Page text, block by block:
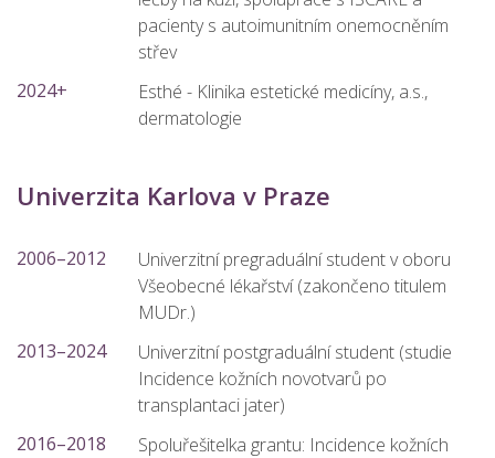
pacienty s autoimunitním onemocněním
střev
2024+
Esthé - Klinika estetické medicíny, a.s.,
dermatologie
Univerzita Karlova v Praze
2006–2012
Univerzitní pregraduální student v oboru
Všeobecné lékařství (zakončeno titulem
MUDr.)
2013–2024
Univerzitní postgraduální student (studie
Incidence kožních novotvarů po
transplantaci jater)
2016–2018
Spoluřešitelka grantu: Incidence kožních